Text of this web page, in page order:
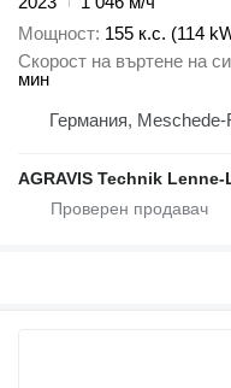
Мощност 155 к.с. (114
Скорост на въртене на
мин
Германия,
AGRAVIS Technik